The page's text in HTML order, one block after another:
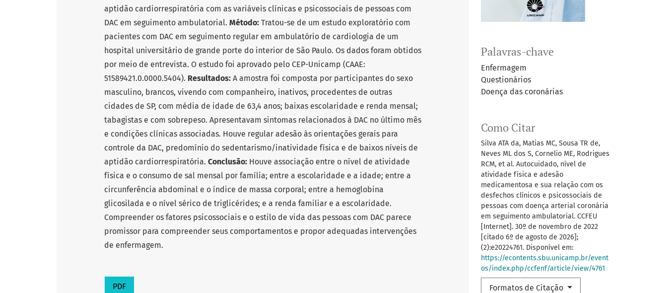
Palavras-chave
Enfermagem
Questionários
Doença das coronárias
Como Citar
Silva ATA da, Matias MC, Sousa TR de,
Neves ML dos S, Cornelio ME, Rodrigues
RCM, et al. Autocuidado, nível de
atividade física e adesão
medicamentosa e sua relação com os
desfechos clínicos e psicossociais de
pessoas com doença arterial coronária
em seguimento ambulatorial. CCFEU
[Internet]. 30º de novembro de 2022
[citado 6º de agosto de 2026];
(2):e20224761. Disponível em:
https://econtents.sbu.unicamp.br/event
os/index.php/ccfenf/article/view/4761
Formatos de Citação
aptidão cardiorrespiratória com as variáveis clínicas e psicossociais de pessoas com
DAC em seguimento ambulatorial. Método: Tratou-se de um estudo exploratório com
pacientes com DAC em seguimento regular em ambulatório de cardiologia de um
hospital universitário de grande porte do interior de São Paulo. Os dados foram obtidos
por meio de entrevista. O estudo foi aprovado pelo CEP-Unicamp (CAAE:
51589421.0.0000.5404). Resultados: A amostra foi composta por participantes do sexo
masculino, brancos, vivendo com companheiro, inativos, procedentes de outras
cidades de SP, com média de idade de 63,4 anos; baixas escolaridade e renda mensal;
tabagistas e com sobrepeso. Apresentavam sintomas relacionados à DAC no último mês
e condições clínicas associadas. Houve regular adesão às orientações gerais para
controle da DAC, predomínio do sedentarismo/inatividade física e de baixos níveis de
aptidão cardiorrespiratória. Conclusão: Houve associação entre o nível de atividade
física e o consumo de sal mensal por família; entre a escolaridade e a idade; entre a
circunferência abdominal e o índice de massa corporal; entre a hemoglobina
glicosilada e o nível sérico de triglicérides; e a renda familiar e a escolaridade.
Compreender os fatores psicossociais e o estilo de vida das pessoas com DAC parece
promissor para compreender seus comportamentos e propor adequadas intervenções
de enfermagem.
PDF